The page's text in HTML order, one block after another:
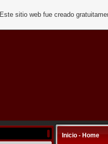
Inicio - Home
Este sitio web fue creado